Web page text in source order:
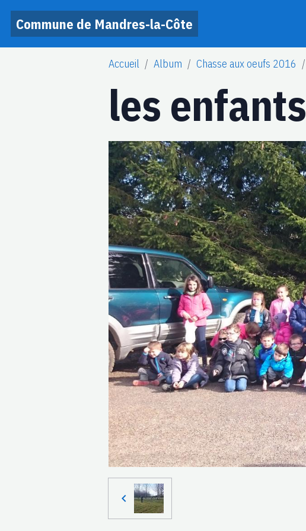
Commune de Mandres-la-Côte
Accueil Album Chasse aux oeufs 2016
les enfants